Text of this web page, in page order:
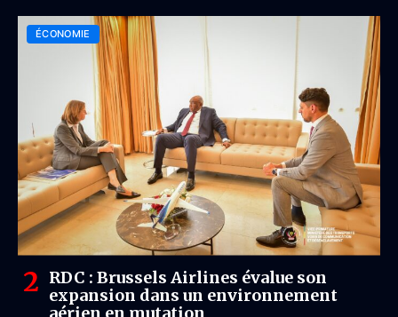
ÉCONOMIE
RDC : Brussels Airlines évalue son
expansion dans un environnement
aérien en mutation